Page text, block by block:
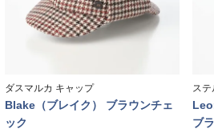
ダスマルカ キャップ
Blake（ブレイク） ブラウンチェ
ック
ス
ブ